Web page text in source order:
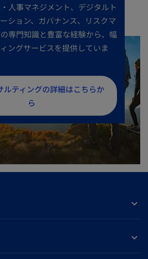
人事マネジメント、デジタルト
ション、ガバナンス、リスクマ
専門知識と豊富な経験から、幅
ングサービスを提供していま
ルティングの詳細はこちらか
ら
新
し
い
タ
ブ
開